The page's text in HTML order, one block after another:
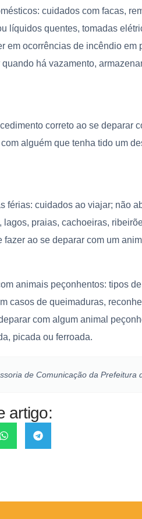
cuidados com facas,
líquidos quentes, tomadas
em ocorrências de incêndio
há vazamento,
correto ao se deparar
alguém que tenha tido um
férias: cuidados ao viajar; não
praias, cachoeiras,
fazer ao se deparar com um
animais peçonhentos: tipos
casos de queimaduras,
com algum animal
picada ou ferroada.
de Comunicação da Prefeitura
artigo: